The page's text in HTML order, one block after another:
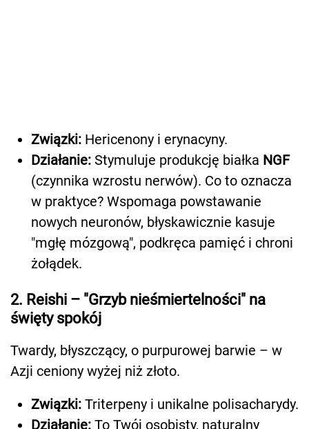
Związki: Hericenony i erynacyny.
Działanie: Stymuluje produkcję białka NGF
(czynnika wzrostu nerwów). Co to oznacza
w praktyce? Wspomaga powstawanie
nowych neuronów, błyskawicznie kasuje
"mgłę mózgową", podkręca pamięć i chroni
żołądek.
2. Reishi – "Grzyb nieśmiertelności" na
święty spokój
Twardy, błyszczący, o purpurowej barwie – w
Azji ceniony wyżej niż złoto.
Związki: Triterpeny i unikalne polisacharydy.
Działanie: To Twój osobisty, naturalny